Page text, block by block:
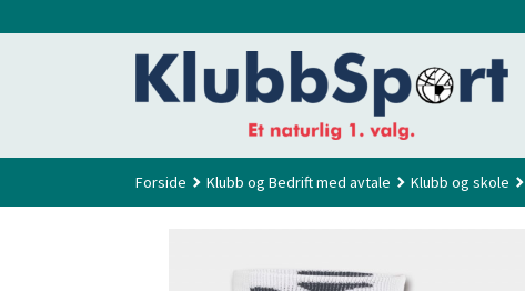
til
Forside Klubb og Bedrift med avtale Klubb og skole